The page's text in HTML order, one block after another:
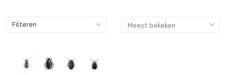
Filteren